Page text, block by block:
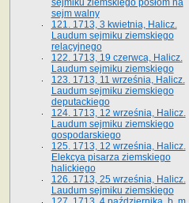
sejmiku ziemskiego posłom na
sejm walny
121. 1713, 3 kwietnia, Halicz.
Laudum sejmiku ziemskiego
relacyjnego
122. 1713, 19 czerwca, Halicz.
Laudum sejmiku ziemskiego
123. 1713, 11 września, Halicz.
Laudum sejmiku ziemskiego
deputackiego
124. 1713, 12 września, Halicz.
Laudum sejmiku ziemskiego
gospodarskiego
125. 1713, 12 września, Halicz.
Elekcya pisarza ziemskiego
halickiego
126. 1713, 25 września, Halicz.
Laudum sejmiku ziemskiego